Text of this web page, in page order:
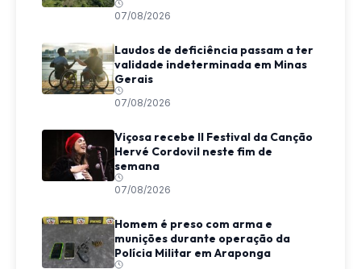
07/08/2026
Laudos de deficiência passam a ter
validade indeterminada em Minas
Gerais
07/08/2026
Viçosa recebe II Festival da Canção
Hervé Cordovil neste fim de
semana
07/08/2026
Homem é preso com arma e
munições durante operação da
Polícia Militar em Araponga